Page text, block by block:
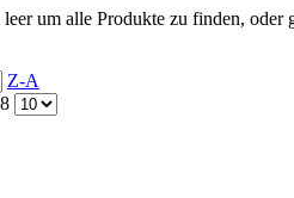
leer um alle Produkte zu finden,
Z-A